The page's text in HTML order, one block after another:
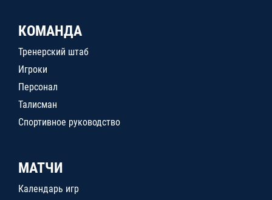
КОМАНДА
Тренерский штаб
Игроки
Персонал
Талисман
Спортивное руководство
МАТЧИ
Календарь игр